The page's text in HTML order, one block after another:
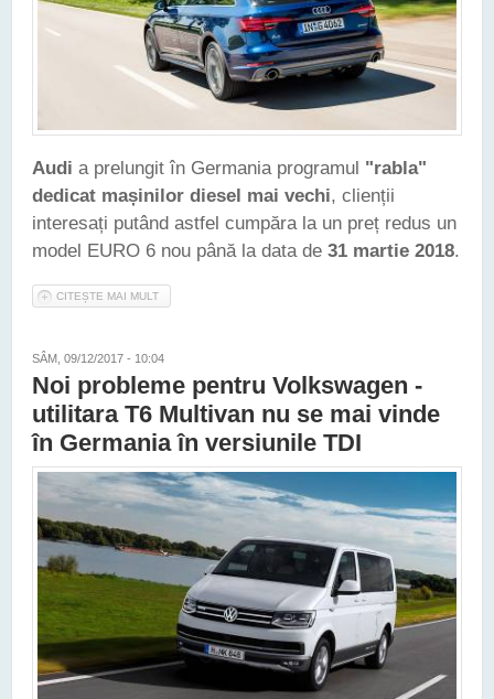
Audi a prelungit în Germania programul "rabla"
dedicat mașinilor diesel mai vechi, clienții
interesați putând astfel cumpăra la un preț redus un
model EURO 6 nou până la data de 31 martie 2018.
CITEȘTE MAI MULT
SÂM, 09/12/2017 - 10:04
Noi probleme pentru Volkswagen -
utilitara T6 Multivan nu se mai vinde
în Germania în versiunile TDI